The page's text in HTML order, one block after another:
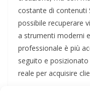
costante di contenuti
possibile recuperare
a strumenti moderni
professionale è più
seguito e
reale per acquisire